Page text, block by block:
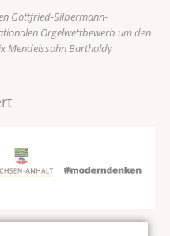
Gottfried-Silbermann-
Orgelwettbewerb um den
Mendelssohn Bartholdy